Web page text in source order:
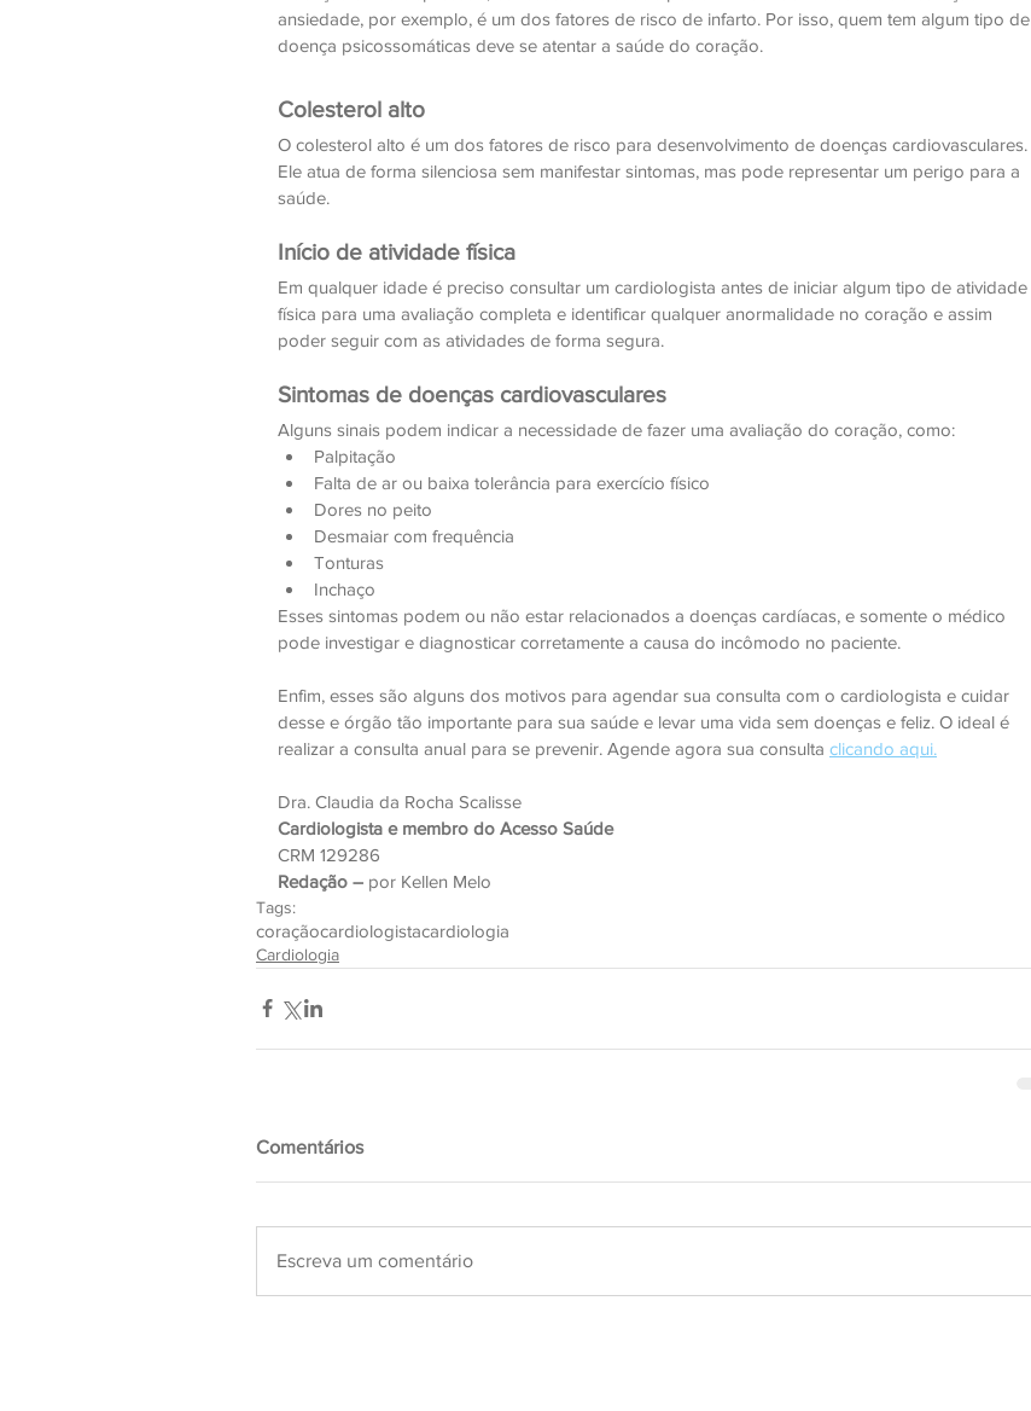
ansiedade, por exemplo, é um dos fatores de risco de infarto. Por isso, quem tem algum tipo de
doença psicossomáticas deve se atentar a saúde do coração.
Colesterol alto
O colesterol alto é um dos fatores de risco para desenvolvimento de doenças cardiovasculares.
Ele atua de forma silenciosa sem manifestar sintomas, mas pode representar um perigo para a
saúde.
Início de atividade física
Em qualquer idade é preciso consultar um cardiologista antes de iniciar algum tipo de atividade
física para uma avaliação completa e identificar qualquer anormalidade no coração e assim
poder seguir com as atividades de forma segura.
Sintomas de doenças cardiovasculares
Alguns sinais podem indicar a necessidade de fazer uma avaliação do coração, como:
Palpitação
Falta de ar ou baixa tolerância para exercício físico
Dores no peito
Desmaiar com frequência
Tonturas
Inchaço
Esses sintomas podem ou não estar relacionados a doenças cardíacas, e somente o médico
pode investigar e diagnosticar corretamente a causa do incômodo no paciente.
Enfim, esses são alguns dos motivos para agendar sua consulta com o cardiologista e cuidar
desse e órgão tão importante para sua saúde e levar uma vida sem doenças e feliz. O ideal é
realizar a consulta anual para se prevenir. Agende agora sua consulta clicando aqui.
Dra. Claudia da Rocha Scalisse
Cardiologista e membro do Acesso Saúde
CRM 129286
Redação – por Kellen Melo
Tags:
coraçãocardiologistacardiologia
Cardiologia
Comentários
Escreva um comentário